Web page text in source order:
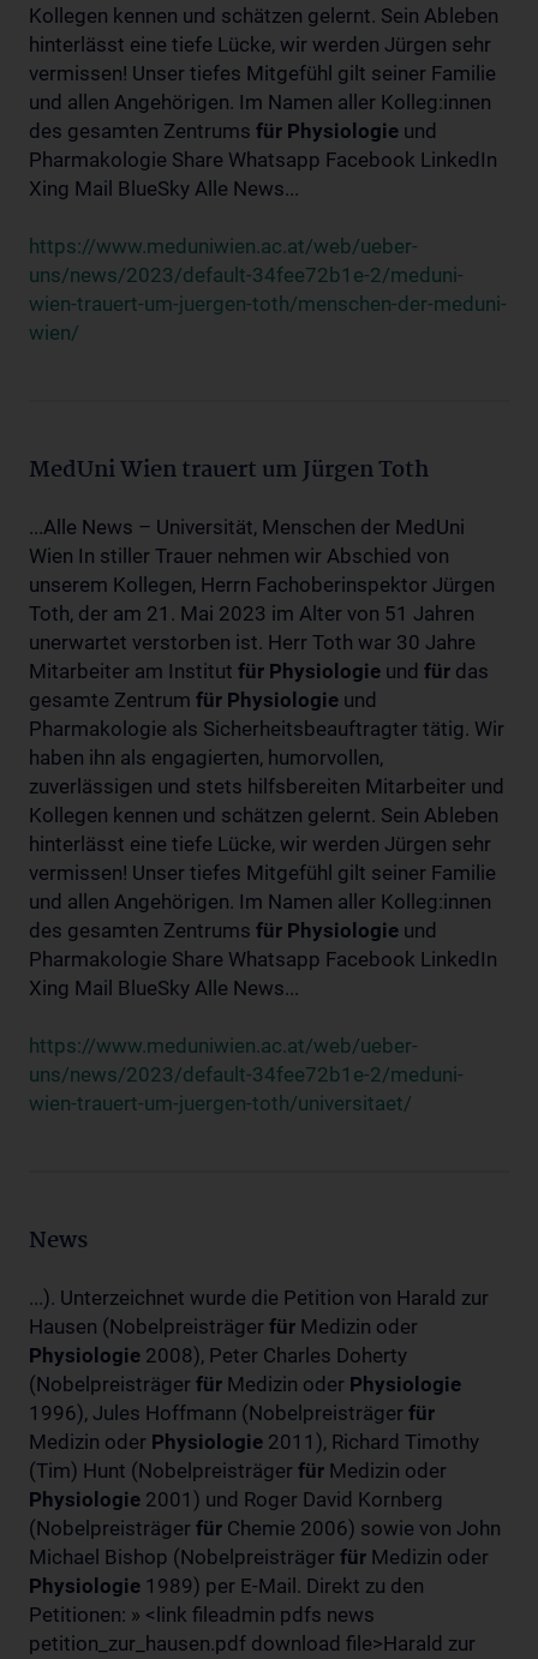
Kollegen kennen und schätzen gelernt. Sein Ableben
hinterlässt eine tiefe Lücke, wir werden Jürgen sehr
vermissen! Unser tiefes Mitgefühl gilt seiner Familie
und allen Angehörigen. Im Namen aller Kolleg:innen
des gesamten Zentrums für Physiologie und
Pharmakologie Share Whatsapp Facebook LinkedIn
Xing Mail BlueSky Alle News...
https://www.meduniwien.ac.at/web/ueber-
uns/news/2023/default-34fee72b1e-2/meduni-
wien-trauert-um-juergen-toth/menschen-der-meduni-
wien/
MedUni Wien trauert um Jürgen Toth
...Alle News – Universität, Menschen der MedUni
Wien In stiller Trauer nehmen wir Abschied von
unserem Kollegen, Herrn Fachoberinspektor Jürgen
Toth, der am 21. Mai 2023 im Alter von 51 Jahren
unerwartet verstorben ist. Herr Toth war 30 Jahre
Mitarbeiter am Institut für Physiologie und für das
gesamte Zentrum für Physiologie und
Pharmakologie als Sicherheitsbeauftragter tätig. Wir
haben ihn als engagierten, humorvollen,
zuverlässigen und stets hilfsbereiten Mitarbeiter und
Kollegen kennen und schätzen gelernt. Sein Ableben
hinterlässt eine tiefe Lücke, wir werden Jürgen sehr
vermissen! Unser tiefes Mitgefühl gilt seiner Familie
und allen Angehörigen. Im Namen aller Kolleg:innen
des gesamten Zentrums für Physiologie und
Pharmakologie Share Whatsapp Facebook LinkedIn
Xing Mail BlueSky Alle News...
https://www.meduniwien.ac.at/web/ueber-
uns/news/2023/default-34fee72b1e-2/meduni-
wien-trauert-um-juergen-toth/universitaet/
News
...). Unterzeichnet wurde die Petition von Harald zur
Hausen (Nobelpreisträger für Medizin oder
Physiologie 2008), Peter Charles Doherty
(Nobelpreisträger für Medizin oder Physiologie
1996), Jules Hoffmann (Nobelpreisträger für
Medizin oder Physiologie 2011), Richard Timothy
(Tim) Hunt (Nobelpreisträger für Medizin oder
Physiologie 2001) und Roger David Kornberg
(Nobelpreisträger für Chemie 2006) sowie von John
Michael Bishop (Nobelpreisträger für Medizin oder
Physiologie 1989) per E-Mail. Direkt zu den
Petitionen: » <link fileadmin pdfs news
petition_zur_hausen.pdf download file>Harald zur